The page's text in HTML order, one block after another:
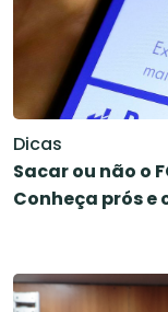
Dicas
Sacar ou não o
Conheça prós e